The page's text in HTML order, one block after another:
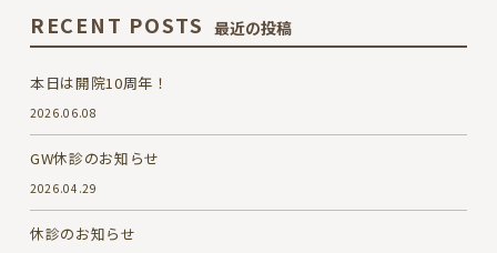
RECENT POSTS 最近の投稿
本日は開院10周年！
2026.06.08
GW休診のお知らせ
2026.04.29
休診のお知らせ